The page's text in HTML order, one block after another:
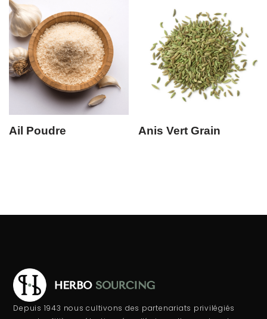
Ail Poudre Anis Vert Grain
Depuis 1943 nous cultivons des partenariats privilégiés